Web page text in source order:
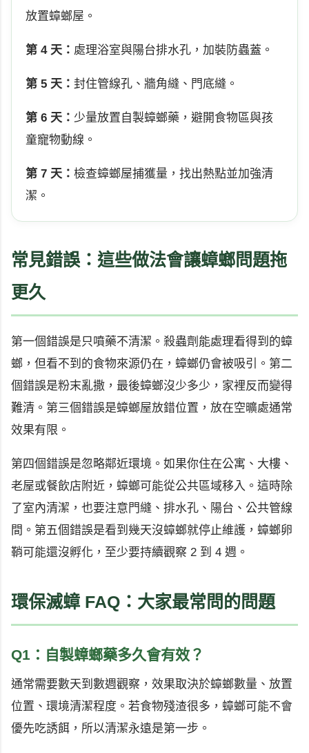
放置蟑螂屋。
第 4 天： 處理浴室與陽台排水孔，加裝防蟲蓋。
第 5 天： 封住管線孔、牆角縫、門底縫。
第 6 天： 少量放置自製蟑螂藥，避開食物區與孩
童寵物動線。
第 7 天： 檢查蟑螂屋捕獲量，找出熱點並加強清
潔。
常見錯誤：這些做法會讓蟑螂問題拖
更久
第一個錯誤是只噴藥不清潔。殺蟲劑能處理看得到的蟑
螂，但看不到的食物來源仍在，蟑螂仍會被吸引。第二
個錯誤是粉末亂撒，最後蟑螂沒少多少，家裡反而變得
難清。第三個錯誤是蟑螂屋放錯位置，放在空曠處通常
效果有限。
第四個錯誤是忽略鄰近環境。如果你住在公寓、大樓、
老屋或餐飲店附近，蟑螂可能從公共區域移入。這時除
了室內清潔，也要注意門縫、排水孔、陽台、公共管線
間。第五個錯誤是看到幾天沒蟑螂就停止維護，蟑螂卵
鞘可能還沒孵化，至少要持續觀察 2 到 4 週。
環保滅蟑 FAQ：大家最常問的問題
Q1：自製蟑螂藥多久會有效？
通常需要數天到數週觀察，效果取決於蟑螂數量、放置
位置、環境清潔程度。若食物殘渣很多，蟑螂可能不會
優先吃誘餌，所以清潔永遠是第一步。